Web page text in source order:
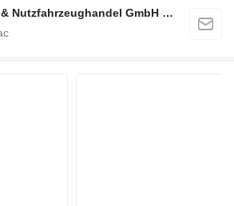
M.O. Baumaschinen & Nutzfahrzeughandel GmbH & CO.